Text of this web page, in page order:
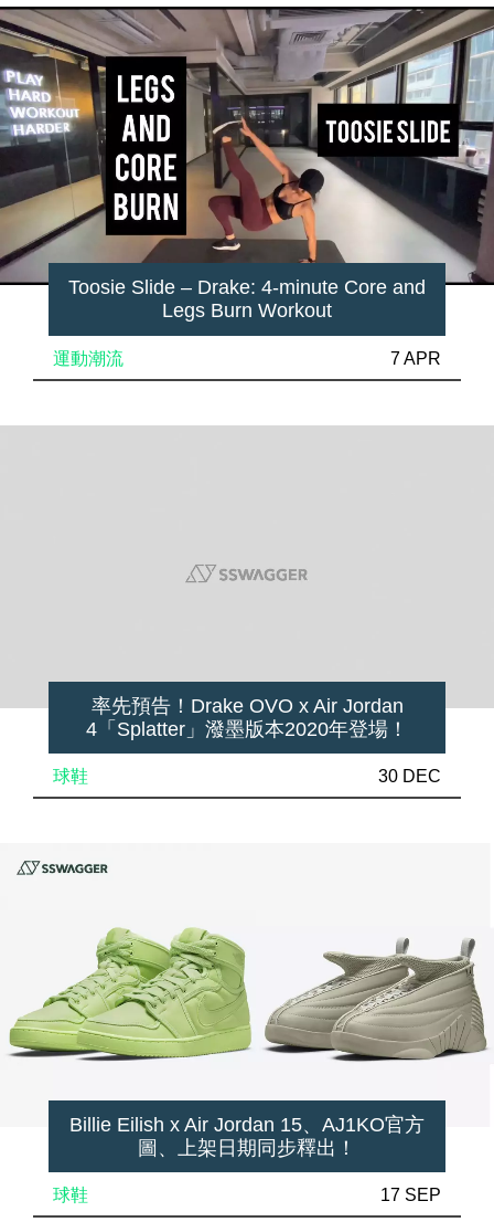
Toosie Slide – Drake: 4-minute Core and
Legs Burn Workout
運動潮流 7 APR
率先預告！Drake OVO x Air Jordan
4「Splatter」潑墨版本2020年登場！
球鞋 30 DEC
Billie Eilish x Air Jordan 15、AJ1KO官方
圖、上架日期同步釋出！
球鞋 17 SEP